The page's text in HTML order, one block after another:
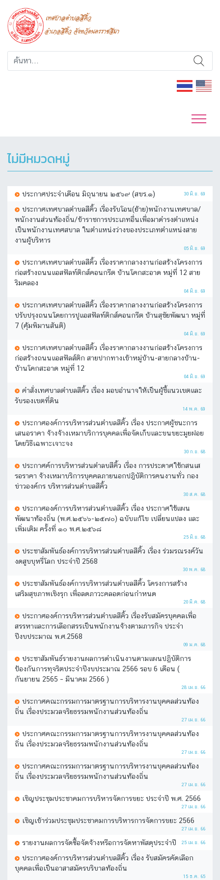
ไม่มีหมวดหมู่
ประกาศประจำเดือน มิถุนายน ๒๕๖๙ (สขร.๑) 30 มิ.ย. 69
ประกาศเทศบาลตำบลสีคิ้ว เรื่องรับโอน(ย้าย)พนักงานเทศบาล/
พนักงานส่วนท้องถิ่น/ข้าราชการประเภทอื่นเพื่อมาดำรงตำแหน่ง
เป็นพนักงานเทศสบาล ในตำแหน่งว่างของประเภทตำแหน่งสาย
งานผู้บริหาร
05 มิ.ย. 69
ประกาศเทศบาลตำบลสีคิ้ว เรื่องราคากลางงานก่อสร้างโครงการ
ก่อสร้างถนนแอสฟัลท์ติกส์คอนกรีต บ้านโคกสะอาด หมู่ที่ 12 สาย
ริมคลอง
04 มิ.ย. 69
ประกาศเทศบาลตำบลสีคิ้ว เรื่องราคากลางงานก่อสร้างโครงการ
ปรับปรุงถนนโดยการปูแอสฟัลท์ติกส์คอนกรีต บ้านสุชัยพัฒนา หมู่ที่
7 (คุ้มพิมานสันติ)
04 มิ.ย. 69
ประกาศเทศบาลตำบลสีคิ้ว เรื่องราคากลางงานก่อสร้างโครงการ
ก่อสร้างถนนแอสฟัลส์ติก สายปากทางเข้าหมู่บ้าน-สายกลางบ้าน-
บ้านโคกสะอาด หมู่ที่ 12
04 มิ.ย. 69
คำสั่งเทศบาลตำบลสีคิ้ว เรื่อง มอบอำนาจให้เป็นผู้ชี้แนวเขตและ
รับรองเขตที่ดิน
14 พ.ค. 69
ประกาศองค์การบริหารส่วนตำบลสีคิ้ว เรื่อง ประกาศผู้ชนะการ
เสนอราคา จ้างจ้างเหมาบริการบุคคลเพื่อจัดเก็บและขนขยะมูยฝอย
โดยวิธีเฉพาะเจาะจง
30 ก.ย. 68
ประกาศค์การบริหารส่วนตำลบสีคิ้ว เรื่อง การประดาศใช้กสนเส
รอราคา จ้างเหมาบริการบุคคลภายนอกปฎิบัติการคนงานทั่ว กอง
ข่าวองค์กร บริหารส่วนตำบลสีคิ้ว
30 ส.ค. 68
ประกาศองค์การบริหารส่วนตำบลสีคิ้ว เรื่อง ประกาศใช้แผน
พัฒนาท้องถิ่น (พ.ศ.๒๕๖๖-๒๕๗๐) ฉบับแก้ไข เปลี่ยนแปลง และ
เพิ่มเติม ครั้งที่ ๑๐ พ.ศ.๒๕๖๘
25 มิ.ย. 68
ประชาสัมพันธ์องค์การบริหารส่วนตำบลสีคิ้ว เรื่อง ร่วมรณรงค์วัน
งดสูบบุหรี่โลก ประจำปี 2568
30 พ.ค. 68
ประชาสัมพันธ์องค์การบริหารส่วนตำบลสีคิ้ว โครงการสร้าง
เสริมสุขภาพเชิงรุก เพื่อลดภาวะคลอดก่อนกำหนด
20 มี.ค. 68
ประกาศองค์การบริหารส่วนตำบลสีคิ้ว เรื่องรับสมัครบุคคลเพื่อ
สรรหาและการเลือกสรรเป็นพนักงานจ้างตามภารกิจ ประจำ
ปีงบประมาณ พ.ศ.2568
09 ม.ค. 68
ประชาสัมพันธ์รายงานผลการดำเนินงานตามแผนปฏิบัติการ
ป้องกันการทุจริตประจำปีงบประมาณ 2566 รอบ 6 เดือน (
กันยายน 2565 – มีนาคม 2566 )
28 เม.ย. 66
ประกาศคณะกรรมการมาตรฐานการบริหารงานบุคคลส่วนท้อง
ถิ่น เรื่องประมวลจริยธรรมพนักงานส่วนท้องถิ่น
27 เม.ย. 66
ประกาศคณะกรรมการมาตรฐานการบริหารงานบุคคลส่วนท้อง
ถิ่น เรื่องประมวลจริยธรรมพนักงานส่วนท้องถิ่น
27 เม.ย. 66
ประกาศคณะกรรมการมาตรฐานการบริหารงานบุคคลส่วนท้อง
ถิ่น เรื่องประมวลจริยธรรมพนักงานส่วนท้องถิ่น
27 เม.ย. 66
เชิญประชุมประชาคมการบริหารจัดการขยะ ประจำปี พ.ศ. 2566
27 เม.ย. 66
เชิญเข้าร่วมประชุมประชาคมการบริหารการจัดการขยะ 2566
27 เม.ย. 66
รายงานผลการจัดซื้อจัดจ้างหรือการจัดหาพัสดุประจำปี 25 เม.ย. 66
ประกาศองค์การบริหารส่วนตำบลสีคิ้ว เรื่อง รับสมัครคัดเลือก
บุคคลเพื่อเป็นอาสาสมัครบริบาลท้องถิ่น
15 ธ.ค. 65